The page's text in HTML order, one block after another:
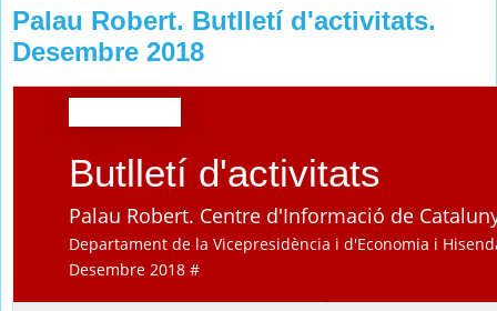
Palau Robert. Butlletí d'activitats.
Desembre 2018
Butlletí d'activitats
Palau Robert. Centre d'Informació de
Departament de la Vicepresidència i d'Economia i
Desembre 2018 #